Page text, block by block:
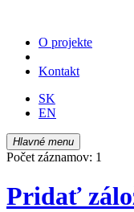
O projekte
Kontakt
SK
EN
Hlavné menu
Počet záznamov: 1
Pridať